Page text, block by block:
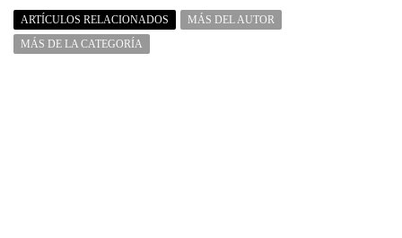
ARTÍCULOS RELACIONADOS
MÁS DEL AUTOR
MÁS DE LA CATEGORÍA